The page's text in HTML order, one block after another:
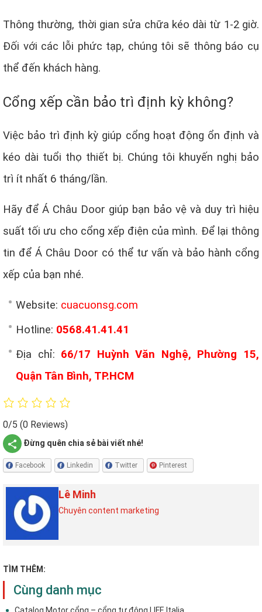
Thông thường, thời gian sửa chữa kéo dài từ 1-2 giờ.
Đối với các lỗi phức tạp, chúng tôi sẽ thông báo cụ
thể đến khách hàng.
Cổng xếp cần bảo trì định kỳ không?
Việc bảo trì định kỳ giúp cổng hoạt động ổn định và
kéo dài tuổi thọ thiết bị. Chúng tôi khuyến nghị bảo
trì ít nhất 6 tháng/lần.
Hãy để Á Châu Door giúp bạn bảo vệ và duy trì hiệu
suất tối ưu cho cổng xếp điện của mình. Để lại thông
tin để Á Châu Door có thể tư vấn và bảo hành cổng
xếp của bạn nhé.
Website: cuacuonsg.com
Hotline: 0568.41.41.41
Địa chỉ: 66/17 Huỳnh Văn Nghệ, Phường 15,
Quận Tân Bình, TP.HCM
0/5 (0 Reviews)
Đừng quên chia sẻ bài viết nhé!
Facebook Linkedin Twitter Pinterest
Lê Minh
Chuyên content marketing
TÌM THÊM:
Cùng danh mục
Catalog Motor cổng – cổng tự động LIFE Italia